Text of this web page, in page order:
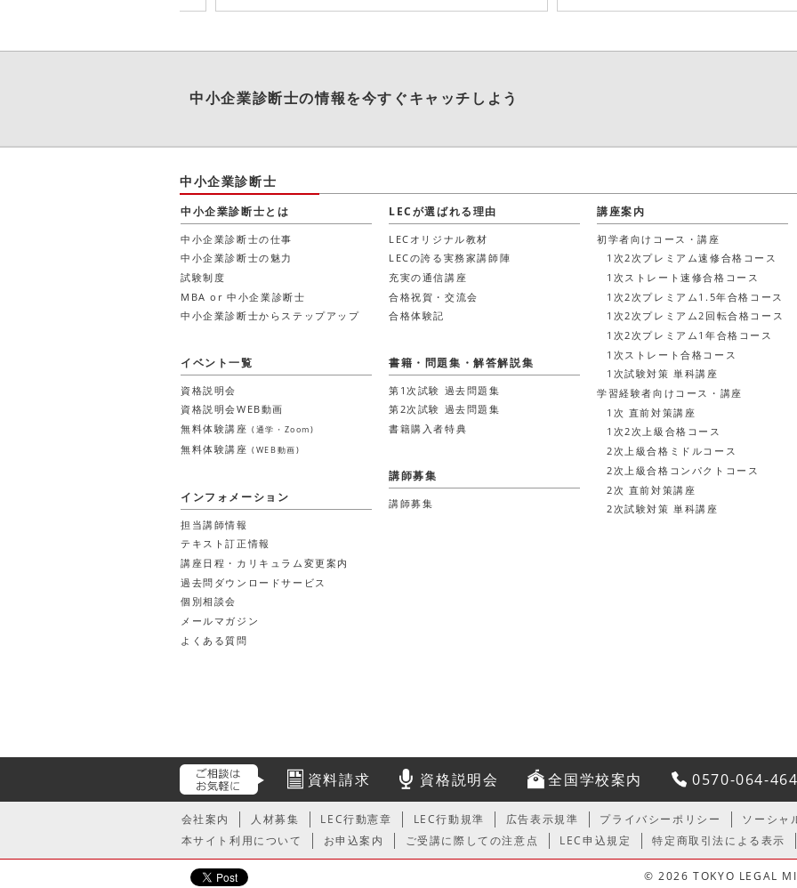
中小企業診断士の情報を今すぐキャッチしよう
中小企業診断士
中小企業診断士とは
中小企業診断士の仕事
中小企業診断士の魅力
試験制度
MBA or 中小企業診断士
中小企業診断士からステップアップ
LECが選ばれる理由
LECオリジナル教材
LECの誇る実務家講師陣
充実の通信講座
合格祝賀・交流会
合格体験記
講座案内
初学者向けコース・講座
1次2次プレミアム速修合格コース
1次ストレート速修合格コース
1次2次プレミアム1.5年合格コース
1次2次プレミアム2回転合格コース
1次2次プレミアム1年合格コース
1次ストレート合格コース
1次試験対策 単科講座
学習経験者向けコース・講座
1次 直前対策講座
1次2次上級合格コース
2次上級合格ミドルコース
2次上級合格コンパクトコース
2次 直前対策講座
2次試験対策 単科講座
イベント一覧
資格説明会
資格説明会WEB動画
無料体験講座(通学・Zoom)
無料体験講座(WEB動画)
書籍・問題集・解答解説集
第1次試験 過去問題集
第2次試験 過去問題集
書籍購入者特典
講師募集
講師募集
インフォメーション
担当講師情報
テキスト訂正情報
講座日程・カリキュラム変更案内
過去問ダウンロードサービス
個別相談会
メールマガジン
よくある質問
資料請求 資格説明会 全国学校案内 0570-064-464
会社案内 人材募集 LEC行動憲章 LEC行動規準 広告表示規準 プライバシーポリシー
ソーシャ
本サイト利用について
お申込案内 ご受講に際しての注意点 LEC申込規定 特定商取引法による表示
© 2026 TOKYO LEGAL